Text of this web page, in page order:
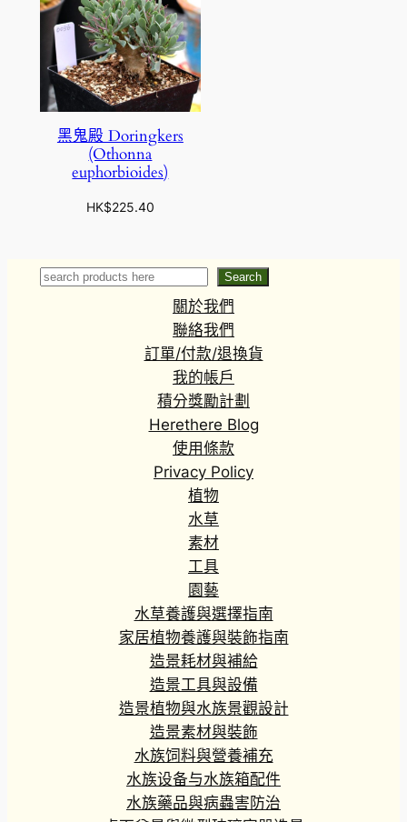
黑鬼殿 Doringkers
(Othonna
euphorbioides)
HK$225.40
Search Search
關於我們
聯絡我們
訂單/付款/退換貨
我的帳戶
積分獎勵計劃
Herethere Blog
使用條款
Privacy Policy
植物
水草
素材
工具
園藝
水草養護與選擇指南
家居植物養護與裝飾指南
造景耗材與補給
造景工具與設備
造景植物與水族景觀設計
造景素材與裝飾
水族饲料與營養補充
水族设备与水族箱配件
水族藥品與病蟲害防治